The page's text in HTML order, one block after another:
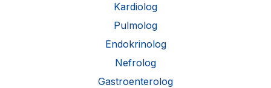
Kardiolog
Pulmolog
Endokrinolog
Nefrolog
Gastroenterolog